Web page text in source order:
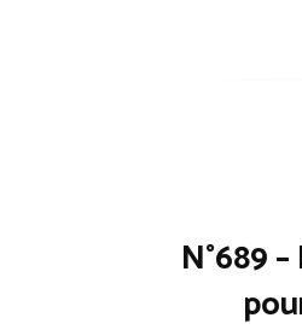
N°689